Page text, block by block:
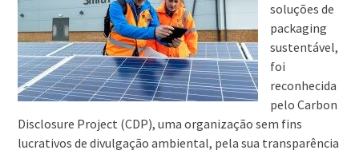
soluções de
packaging
sustentável,
foi
reconhecida
pelo Carbon
Disclosure Project (CDP), uma organização sem fins
lucrativos de divulgação ambiental, pela sua transparência